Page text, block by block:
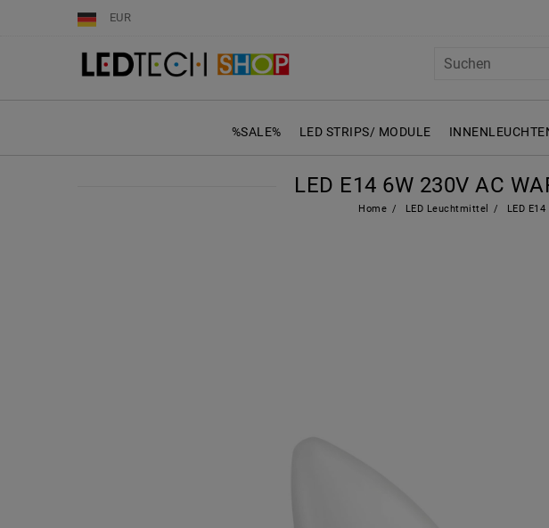
EUR
%SALE% LED STRIPS/ MODULE
LED E14 6W 230V AC
Home LED Leuchtmittel LED E14